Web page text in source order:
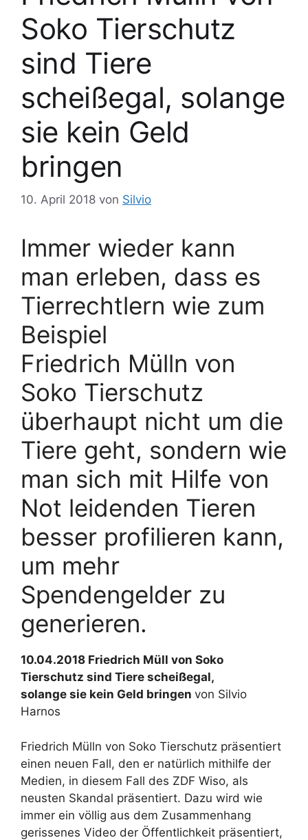
Soko Tierschutz
sind Tiere
scheißegal, solange
sie kein Geld
bringen
10. April 2018 von Silvio
Immer wieder kann
man erleben, dass es
Tierrechtlern wie zum
Beispiel
Friedrich Mülln von
Soko Tierschutz
überhaupt nicht um die
Tiere geht, sondern wie
man sich mit Hilfe von
Not leidenden Tieren
besser profilieren kann,
um mehr
Spendengelder zu
generieren.
10.04.2018 Friedrich Müll von Soko
Tierschutz sind Tiere scheißegal,
solange sie kein Geld bringen von Silvio
Harnos
Friedrich Mülln von Soko Tierschutz präsentiert
einen neuen Fall, den er natürlich mithilfe der
Medien, in diesem Fall des ZDF Wiso, als
neusten Skandal präsentiert. Dazu wird wie
immer ein völlig aus dem Zusammenhang
gerissenes Video der Öffentlichkeit präsentiert,